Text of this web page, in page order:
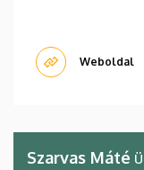
Weboldal
Szarvas Máté